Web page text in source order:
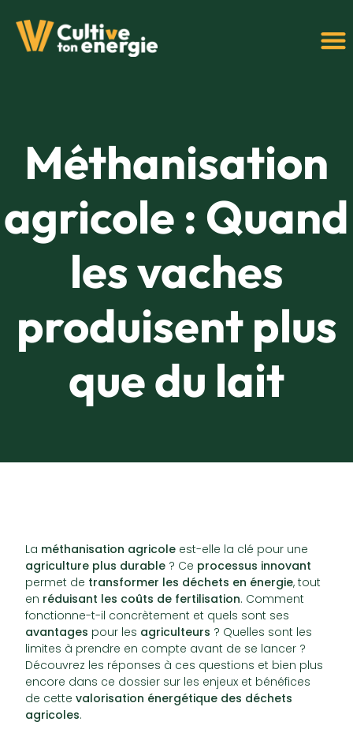
Méthanisation
agricole : Quand
les vaches
produisent plus
que du lait
La méthanisation agricole est-elle la clé pour une
agriculture plus durable ? Ce processus innovant
permet de transformer les déchets en énergie, tout
en réduisant les coûts de fertilisation. Comment
fonctionne-t-il concrètement et quels sont ses
avantages pour les agriculteurs ? Quelles sont les
limites à prendre en compte avant de se lancer ?
Découvrez les réponses à ces questions et bien plus
encore dans ce dossier sur les enjeux et bénéfices
de cettevalorisation énergétique des déchets
agricoles.